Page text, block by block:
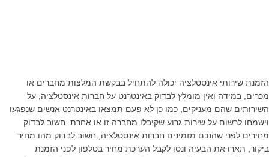
הזמנת שירותי אינסטלציה יכולה להתחיל בבקשת המלצות מחברים או
מכרים, במידה ואין מומלץ לבדוק באינטרנט על חברות אינסטלציה, על
השירותים שהם מעניקים, כמו כן לא פעם תמצאו באינטרנט אנשים שנפגעו
וישמחו לרשום על שירות גרוע שקיבלו מחברה זו או אחרת. חשוב לבדוק
מחירים לפני שהנכם מזמינים חברות אינסטלציה, חשוב לבדוק מהו מחיר
ביקור, תארו את הבעיה ונסו לקבל הערכת מחיר בטלפון לפני הזמנת